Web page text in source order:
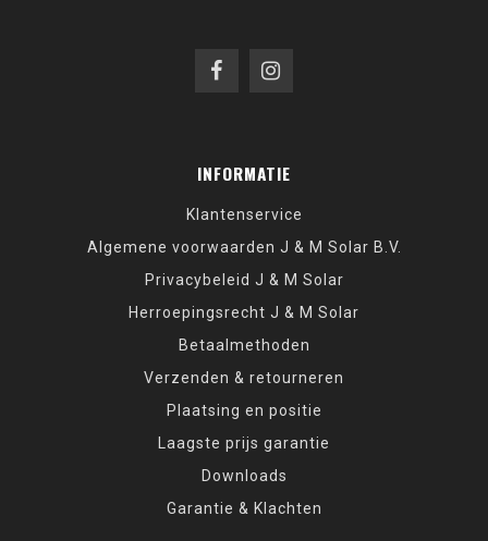
INFORMATIE
Klantenservice
Algemene voorwaarden J & M Solar B.V.
Privacybeleid J & M Solar
Herroepingsrecht J & M Solar
Betaalmethoden
Verzenden & retourneren
Plaatsing en positie
Laagste prijs garantie
Downloads
Garantie & Klachten